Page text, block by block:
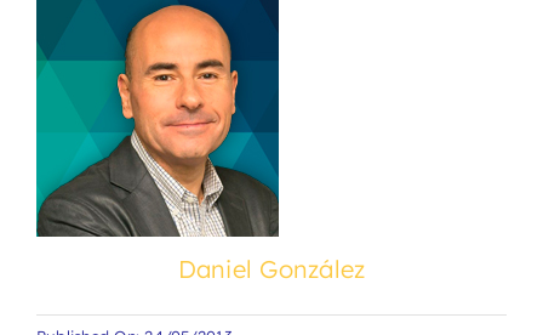
Daniel González